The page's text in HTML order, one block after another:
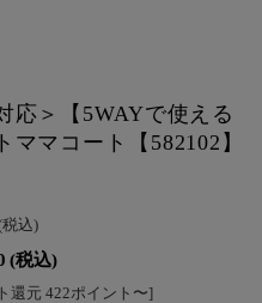
応＞【5WAYで使える
マコート【582102】
税込)
(税込)
還元 422ポイント〜]